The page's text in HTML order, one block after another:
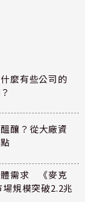
麼有些公司的
釀？從大廠資
體需求 《麥克
規模突破2.2兆